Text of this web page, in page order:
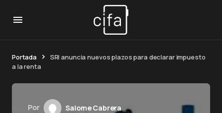
Portada
SRI anuncia nuevos plazos para declarar impuesto
a la renta
Por
Salome Cabrera